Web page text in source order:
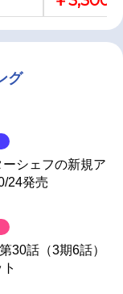
グ
ーシェフの新規ア
24発売
30話（3期6話）